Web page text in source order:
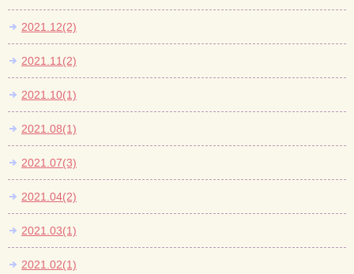
2021.12(2)
2021.11(2)
2021.10(1)
2021.08(1)
2021.07(3)
2021.04(2)
2021.03(1)
2021.02(1)